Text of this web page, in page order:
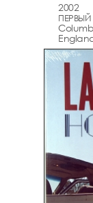
2002